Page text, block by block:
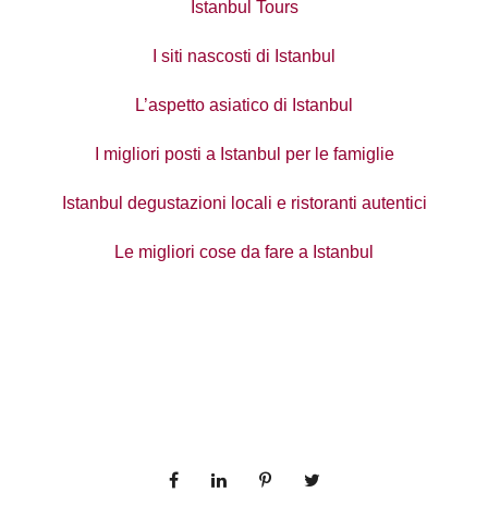
Istanbul Tours
I siti nascosti di Istanbul
L’aspetto asiatico di Istanbul
I migliori posti a Istanbul per le famiglie
Istanbul degustazioni locali e ristoranti autentici
Le migliori cose da fare a Istanbul